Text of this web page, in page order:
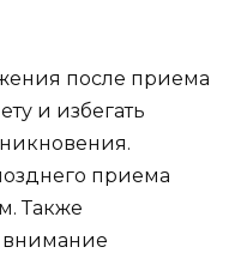
после приема
и избегать
приема
Также
внимание